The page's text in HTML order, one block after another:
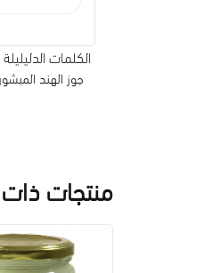
الكلمات
جوز الهند المبشورة 100جم عضوي
منتجات